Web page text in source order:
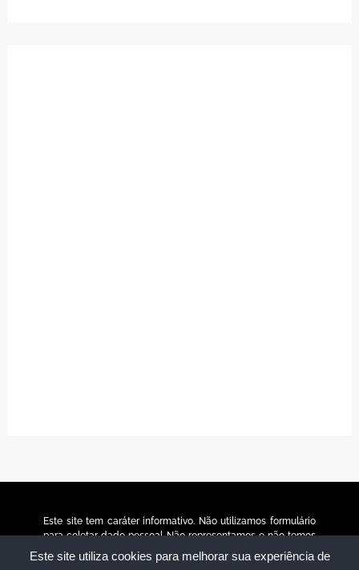
Este site utiliza cookies para melhorar sua experiência de
Este site tem caráter informativo. Não utilizamos formulário
para coletar dado pessoal. Não representamos e não temos
relação com nenhuma empresa ou programa citado no
conteúdo deste site. © 2025 jornaltudobh.com.br – Todos os